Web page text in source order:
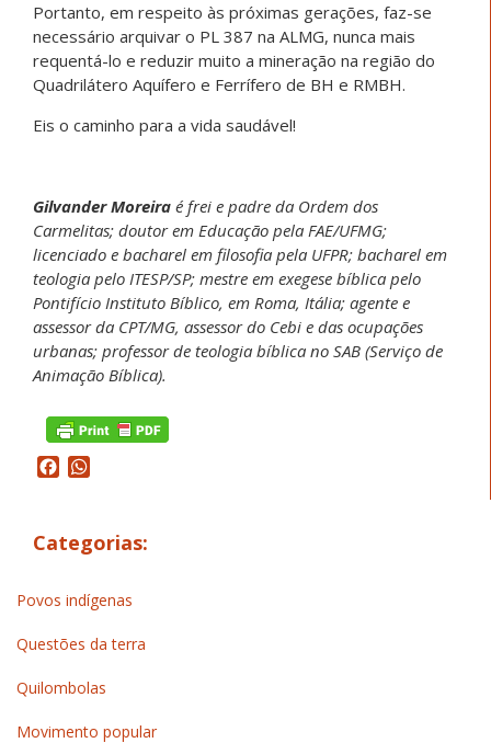
Portanto, em respeito às próximas gerações, faz-se
necessário arquivar o PL 387 na ALMG, nunca mais
requentá-lo e reduzir muito a mineração na região do
Quadrilátero Aquífero e Ferrífero de BH e RMBH.
Eis o caminho para a vida saudável!
Gilvander Moreira é frei e padre da Ordem dos
Carmelitas; doutor em Educação pela FAE/UFMG;
licenciado e bacharel em filosofia pela UFPR; bacharel em
teologia pelo ITESP/SP; mestre em exegese bíblica pelo
Pontifício Instituto Bíblico, em Roma, Itália; agente e
assessor da CPT/MG, assessor do Cebi e das ocupações
urbanas; professor de teologia bíblica no SAB (Serviço de
Animação Bíblica).
Facebook
Categorias:
Povos indígenas
Questões da terra
Quilombolas
Movimento popular